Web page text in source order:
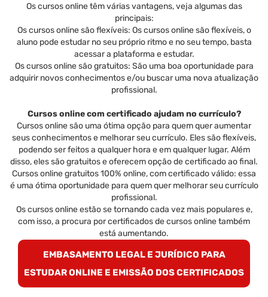
Os cursos online têm várias vantagens, veja algumas das
principais:
Os cursos online são flexíveis: Os cursos online são flexíveis, o
aluno pode estudar no seu próprio ritmo e no seu tempo, basta
acessar a plataforma e estudar.
Os cursos online são gratuitos: São uma boa oportunidade para
adquirir novos conhecimentos e/ou buscar uma nova atualização
profissional.
Cursos online com certificado ajudam no currículo?
Cursos online são uma ótima opção para quem quer aumentar
seus conhecimentos e melhorar seu currículo. Eles são flexíveis,
podendo ser feitos a qualquer hora e em qualquer lugar. Além
disso, eles são gratuitos e oferecem opção de certificado ao final.
Cursos online gratuitos 100% online, com certificado válido: essa
é uma ótima oportunidade para quem quer melhorar seu currículo
profissional.
Os cursos online estão se tornando cada vez mais populares e,
com isso, a procura por certificados de cursos online também
está aumentando.
EMBASAMENTO LEGAL E JURÍDICO PARA
ESTUDAR ONLINE E EMISSÃO DOS CERTIFICADOS